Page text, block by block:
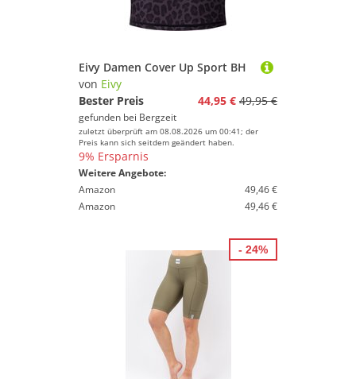
Eivy Damen Cover Up Sport BH
von Eivy
Bester Preis
44,95 € 49,95 €
gefunden bei Bergzeit
zuletzt überprüft am 08.08.2026 um 00:41; der
Preis kann sich seitdem geändert haben.
9% Ersparnis
Weitere Angebote:
Amazon
49,46 €
Amazon
49,46 €
- 24%